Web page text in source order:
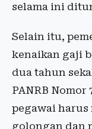
selama ini
Selain itu,
kenaikan gaji
dua tahun
PANRB Nomor
pegawai harus
golongan dan